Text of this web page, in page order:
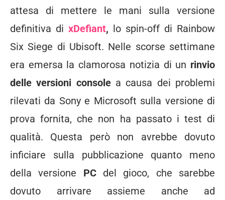
attesa di mettere le mani sulla versione
definitiva di xDefiant,
lo spin-off di Rainbow
Six Siege di Ubisoft. Nelle scorse settimane
era emersa la clamorosa notizia di un rinvio
delle versioni console a causa dei problemi
rilevati da Sony e Microsoft sulla versione di
prova fornita, che non ha passato i test di
qualità. Questa però non avrebbe dovuto
inficiare sulla pubblicazione quanto meno
della versione PC del gioco, che sarebbe
dovuto arrivare assieme anche ad